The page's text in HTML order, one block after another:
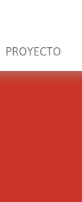
PROYECTO